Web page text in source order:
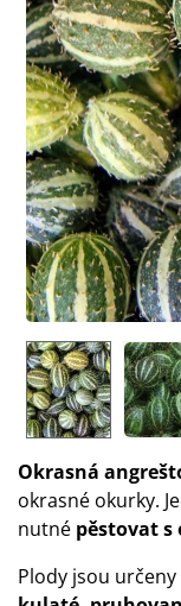
Okrasná
okrasné okurky.
nutné pěstovat s
Plody jsou určeny